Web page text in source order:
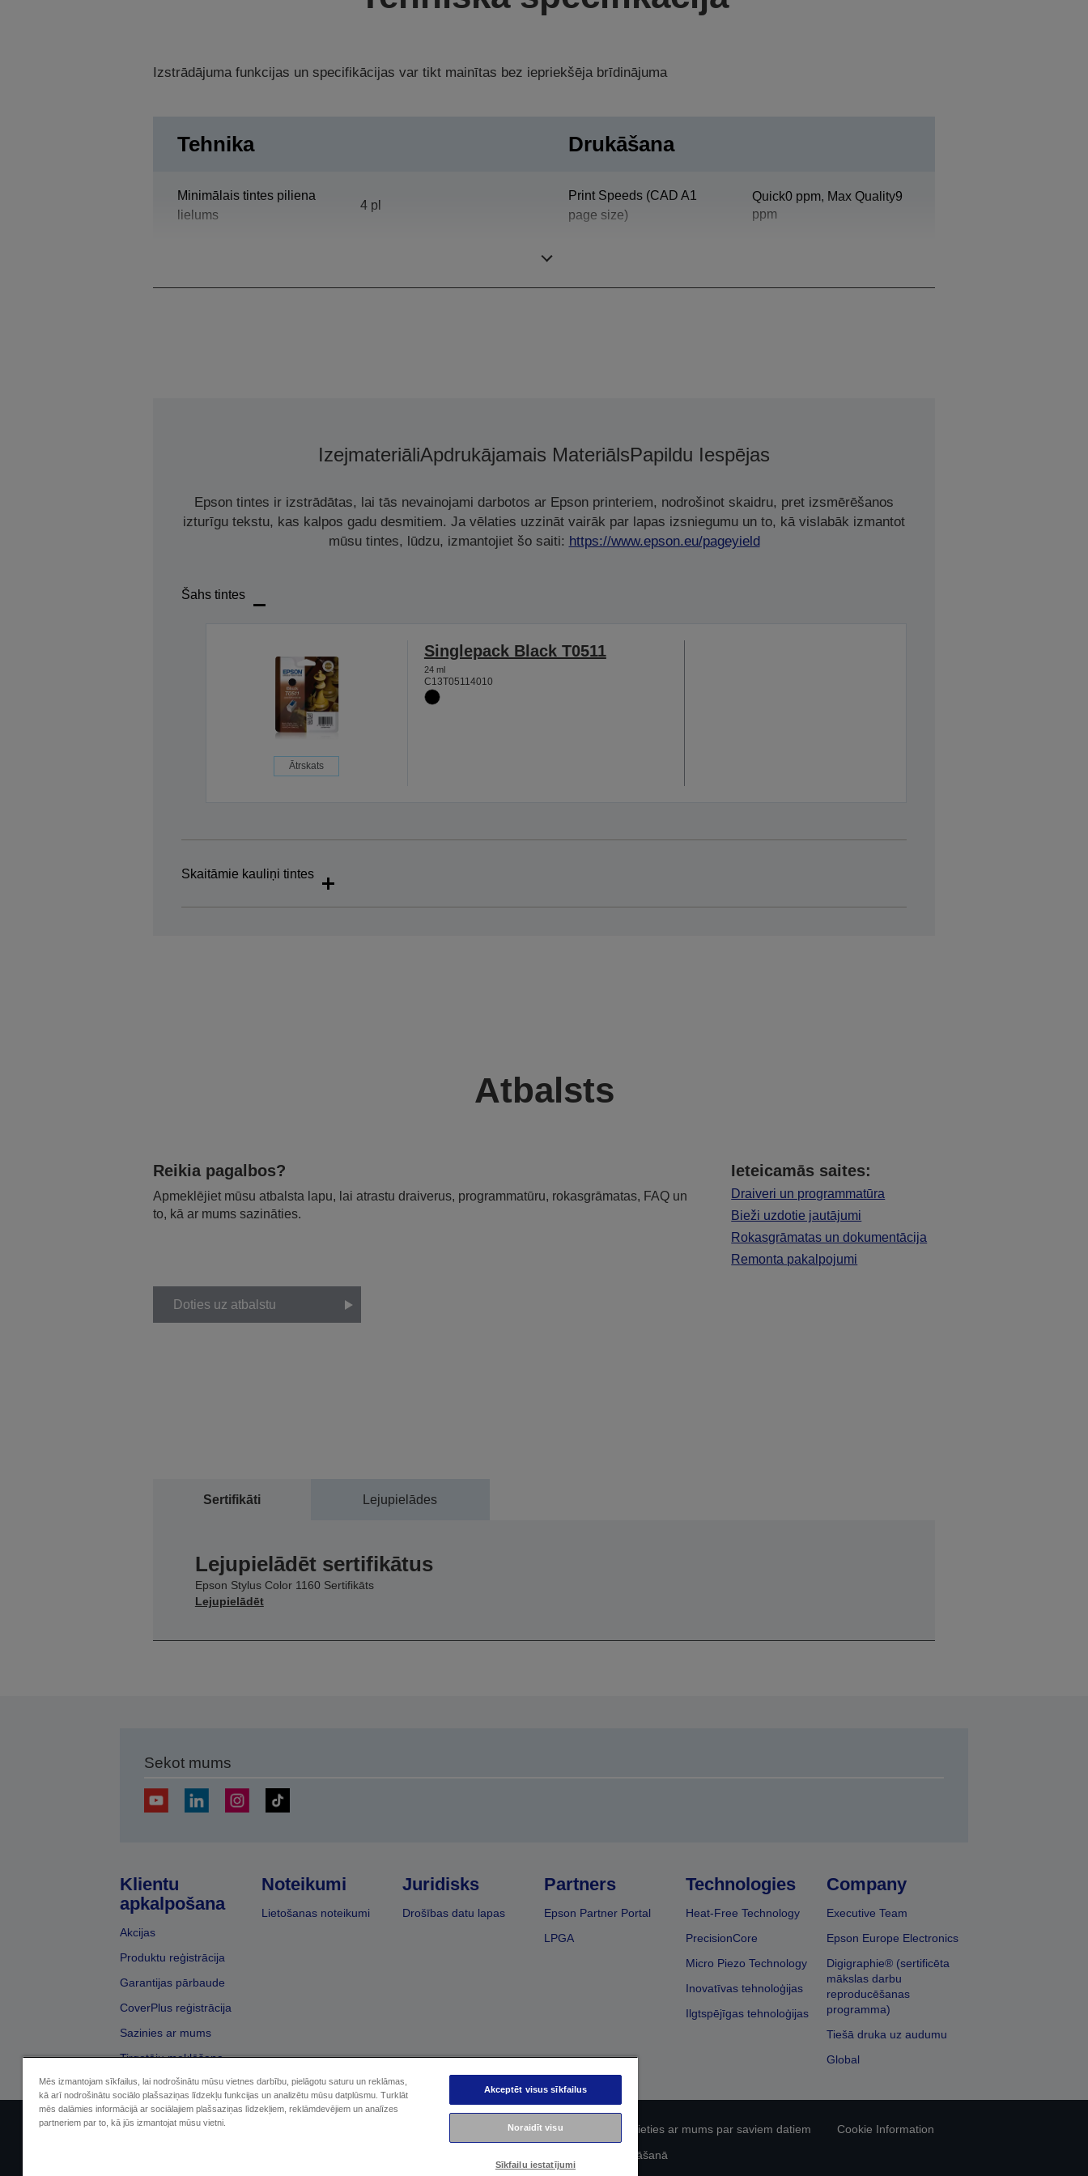
Izstrādājuma funkcijas un specifikācijas var tikt mainītas bez iepriekšēja brīdinājuma
Tehnika
Minimālais tintes piliena
lielums
4 pl
Drukāšana
Print Speeds (CAD A1
page size)
Quick0 ppm, Max Quality9
ppm
IzejmateriāliApdrukājamais MateriālsPapildu Iespējas
Epson tintes ir izstrādātas, lai tās nevainojami darbotos ar Epson printeriem, nodrošinot skaidru, pret izsmērēšanos
izturīgu tekstu, kas kalpos gadu desmitiem. Ja vēlaties uzzināt vairāk par lapas izsniegumu un to, kā vislabāk izmantot
mūsu tintes, lūdzu, izmantojiet šo saiti: https://www.epson.eu/pageyield
Šahs tintes
Ātrskats
Singlepack Black T0511
24 ml
C13T05114010
Skaitāmie kauliņi tintes
Atbalsts
Reikia pagalbos?
Apmeklējiet mūsu atbalsta lapu, lai atrastu draiverus, programmatūru, rokasgrāmatas, FAQ un
to, kā ar mums sazināties.
Ieteicamās saites:
Draiveri un programmatūra
Bieži uzdotie jautājumi
Rokasgrāmatas un dokumentācija
Remonta pakalpojumi
Doties uz atbalstu
Sertifikāti Lejupielādes
Lejupielādēt sertifikātus
Epson Stylus Color 1160 Sertifikāts
Lejupielādēt
Sekot mums
Klientu
apkalpošana
Akcijas
Produktu reģistrācija
Garantijas pārbaude
CoverPlus reģistrācija
Sazinies ar mums
Tirgotāju meklēšana
Noteikumi
Lietošanas noteikumi
Juridisks
Drošības datu lapas
Partners
Epson Partner Portal
LPGA
Technologies
Heat-Free Technology
PrecisionCore
Micro Piezo Technology
Inovatīvas tehnoloģijas
Ilgtspējīgas tehnoloģijas
Company
Executive Team
Epson Europe Electronics
Digigraphie® (sertificēta
mākslas darbu
reproducēšanas
programma)
Tiešā druka uz audumu
Global
Sellers Identification EU Data Act Compliance Sazinieties ar mums par saviem datiem
Cookie Information
Epson apņemšanās pieejamības nodrošināšanā
Mēs izmantojam sīkfailus, lai nodrošinātu mūsu vietnes darbību, pielāgotu saturu un reklāmas,
kā arī nodrošinātu sociālo plašsaziņas līdzekļu funkcijas un analizētu mūsu datplūsmu. Turklāt
mēs dalāmies informācijā ar sociālajiem plašsaziņas līdzekļiem, reklāmdevējiem un analīzes
partneriem par to, kā jūs izmantojat mūsu vietni.
Akceptēt visus sīkfailus
Noraidīt visu
Sīkfailu iestatījumi